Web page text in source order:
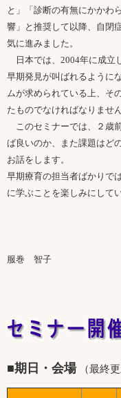
と」「診断の有無にかかわ
響」と推奨して以降、自閉
気に進みました。
日本では、2004年に成立
早期発見が叫ばれるように
ムが求められている上、そ
たものでなければなりません
このセミナーでは、２歳
ば良いのか、また課題はど
お話をします。
早期療育の担当者ばかりで
に学ぶことを楽しみにして
服巻 智子
■期日・会場（最